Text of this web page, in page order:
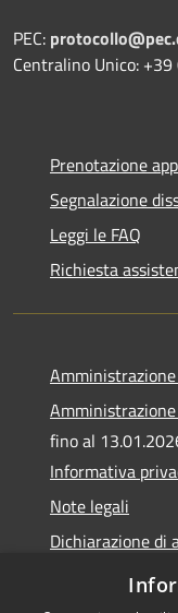
PEC:
Centralino Unico:
Prenotazione
Segnalazione
Leggi le FAQ
Richiesta
fino al
Informativa
Note legali
Dichiarazione di
Obiettivi di